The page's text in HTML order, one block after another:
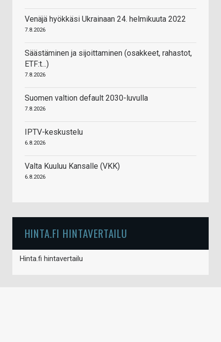
Venäjä hyökkäsi Ukrainaan 24. helmikuuta 2022
7.8.2026
Säästäminen ja sijoittaminen (osakkeet, rahastot,
ETF:t...)
7.8.2026
Suomen valtion default 2030-luvulla
7.8.2026
IPTV-keskustelu
6.8.2026
Valta Kuuluu Kansalle (VKK)
6.8.2026
HINTA.FI HINTAVERTAILU
Hinta.fi hintavertailu